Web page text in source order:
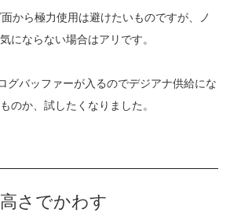
から極力使用は避けたいものですが、ノ
にならない場合はアリです。
グバッファーが入るのでデジアナ供給にな
のか、試したくなりました。
さでかわす